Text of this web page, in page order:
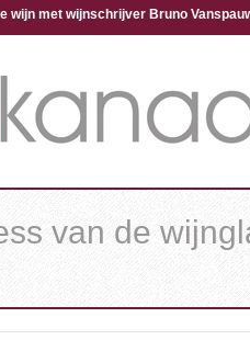
wijn met wijnschrijver Bruno
van de